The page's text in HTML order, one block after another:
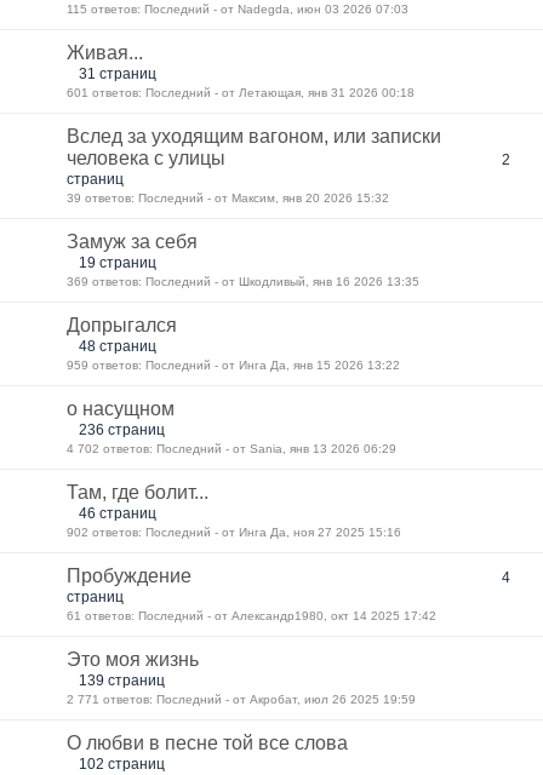
115 ответов: Последний - от Nadegda, июн 03 2026 07:03
Живая...
31 страниц
601 ответов: Последний - от Летающая, янв 31 2026 00:18
Вслед за уходящим вагоном, или записки
человека с улицы
2
страниц
39 ответов: Последний - от Максим, янв 20 2026 15:32
Замуж за себя
19 страниц
369 ответов: Последний - от Шкодливый, янв 16 2026 13:35
Допрыгался
48 страниц
959 ответов: Последний - от Инга Да, янв 15 2026 13:22
о насущном
236 страниц
4 702 ответов: Последний - от Sania, янв 13 2026 06:29
Там, где болит...
46 страниц
902 ответов: Последний - от Инга Да, ноя 27 2025 15:16
Пробуждение
4
страниц
61 ответов: Последний - от Александр1980, окт 14 2025 17:42
Это моя жизнь
139 страниц
2 771 ответов: Последний - от Акробат, июл 26 2025 19:59
О любви в песне той все слова
102 страниц